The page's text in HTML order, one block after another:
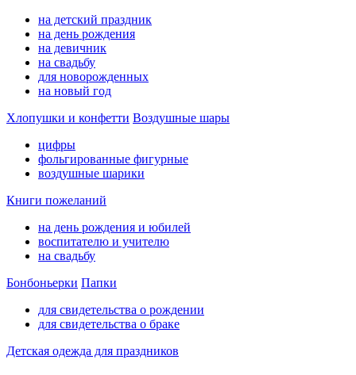
на детский праздник
на день рождения
на девичник
на свадьбу
для новорожденных
на новый год
Хлопушки и конфетти Воздушные шары
цифры
фольгированные фигурные
воздушные шарики
Книги пожеланий
на день рождения и юбилей
воспитателю и учителю
на свадьбу
Бонбоньерки Папки
для свидетельства о рождении
для свидетельства о браке
Детская одежда для праздников